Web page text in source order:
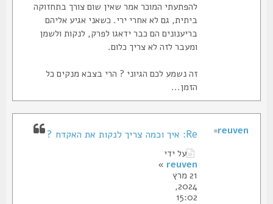
להפתעתי המוכר אמר שאין שום צורך בתחזוקה
ביתית, גם לא אחרי ירי. כשאני אגיע אליהם
בריענונים הם כבר ידאגו לפרק, לנקות ולשמן
ומעבר לזה לא צריך כלום.
זה נשמע לכם הגיוני ? הרי בצבא מנקים כל
הזמן...
Re: איך וכמה צריך לנקות את האקדח ?
על ידי
reuven
»
21 מרץ
2024,
15:02
reuven